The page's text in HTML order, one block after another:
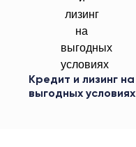
Кредит и лизинг на
выгодных условиях